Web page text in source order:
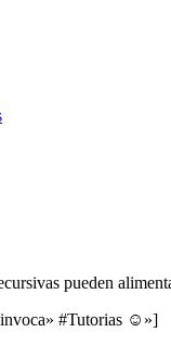
pueden
invoca» #Tutorias ☺»]